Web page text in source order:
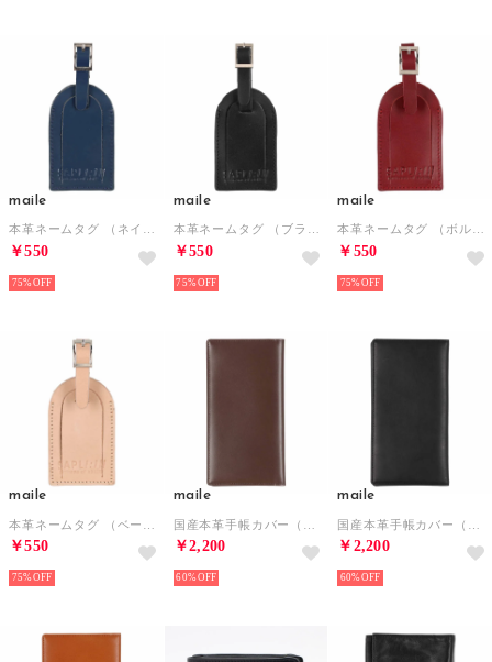
maile
本革ネームタグ （ネイビー）
￥550
75%
maile
本革ネームタグ （ブラック）
￥550
75%
maile
本革ネームタグ （ボルドー）
￥550
75%
maile
￥550
75%
maile
￥2,200
60%
maile
￥2,200
60%